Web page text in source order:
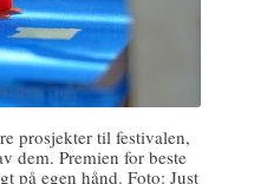
prosjekter til festivalen,
dem. Premien for beste
på egen hånd. Foto: Just